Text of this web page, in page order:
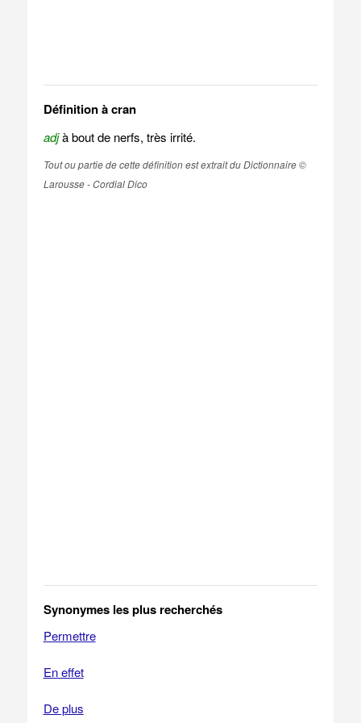
Définition à cran
adjà bout de nerfs, très irrité.
Tout ou partie de cette définition est extrait du Dictionnaire ©
Larousse - Cordial Dico
Synonymes les plus recherchés
Permettre
En effet
De plus